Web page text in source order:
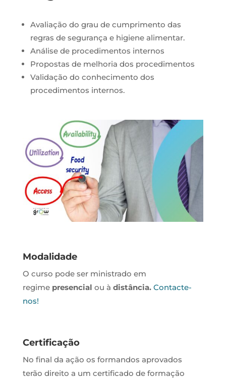
Avaliação do grau de cumprimento das
regras de segurança e higiene alimentar.
Análise de procedimentos internos
Propostas de melhoria dos procedimentos
Validação do conhecimento dos
procedimentos internos.
Modalidade
O curso pode ser ministrado em
regime presencial ou à distância. Contacte-
nos!
Certificação
No final da ação os formandos aprovados
terão direito a um certificado de formação